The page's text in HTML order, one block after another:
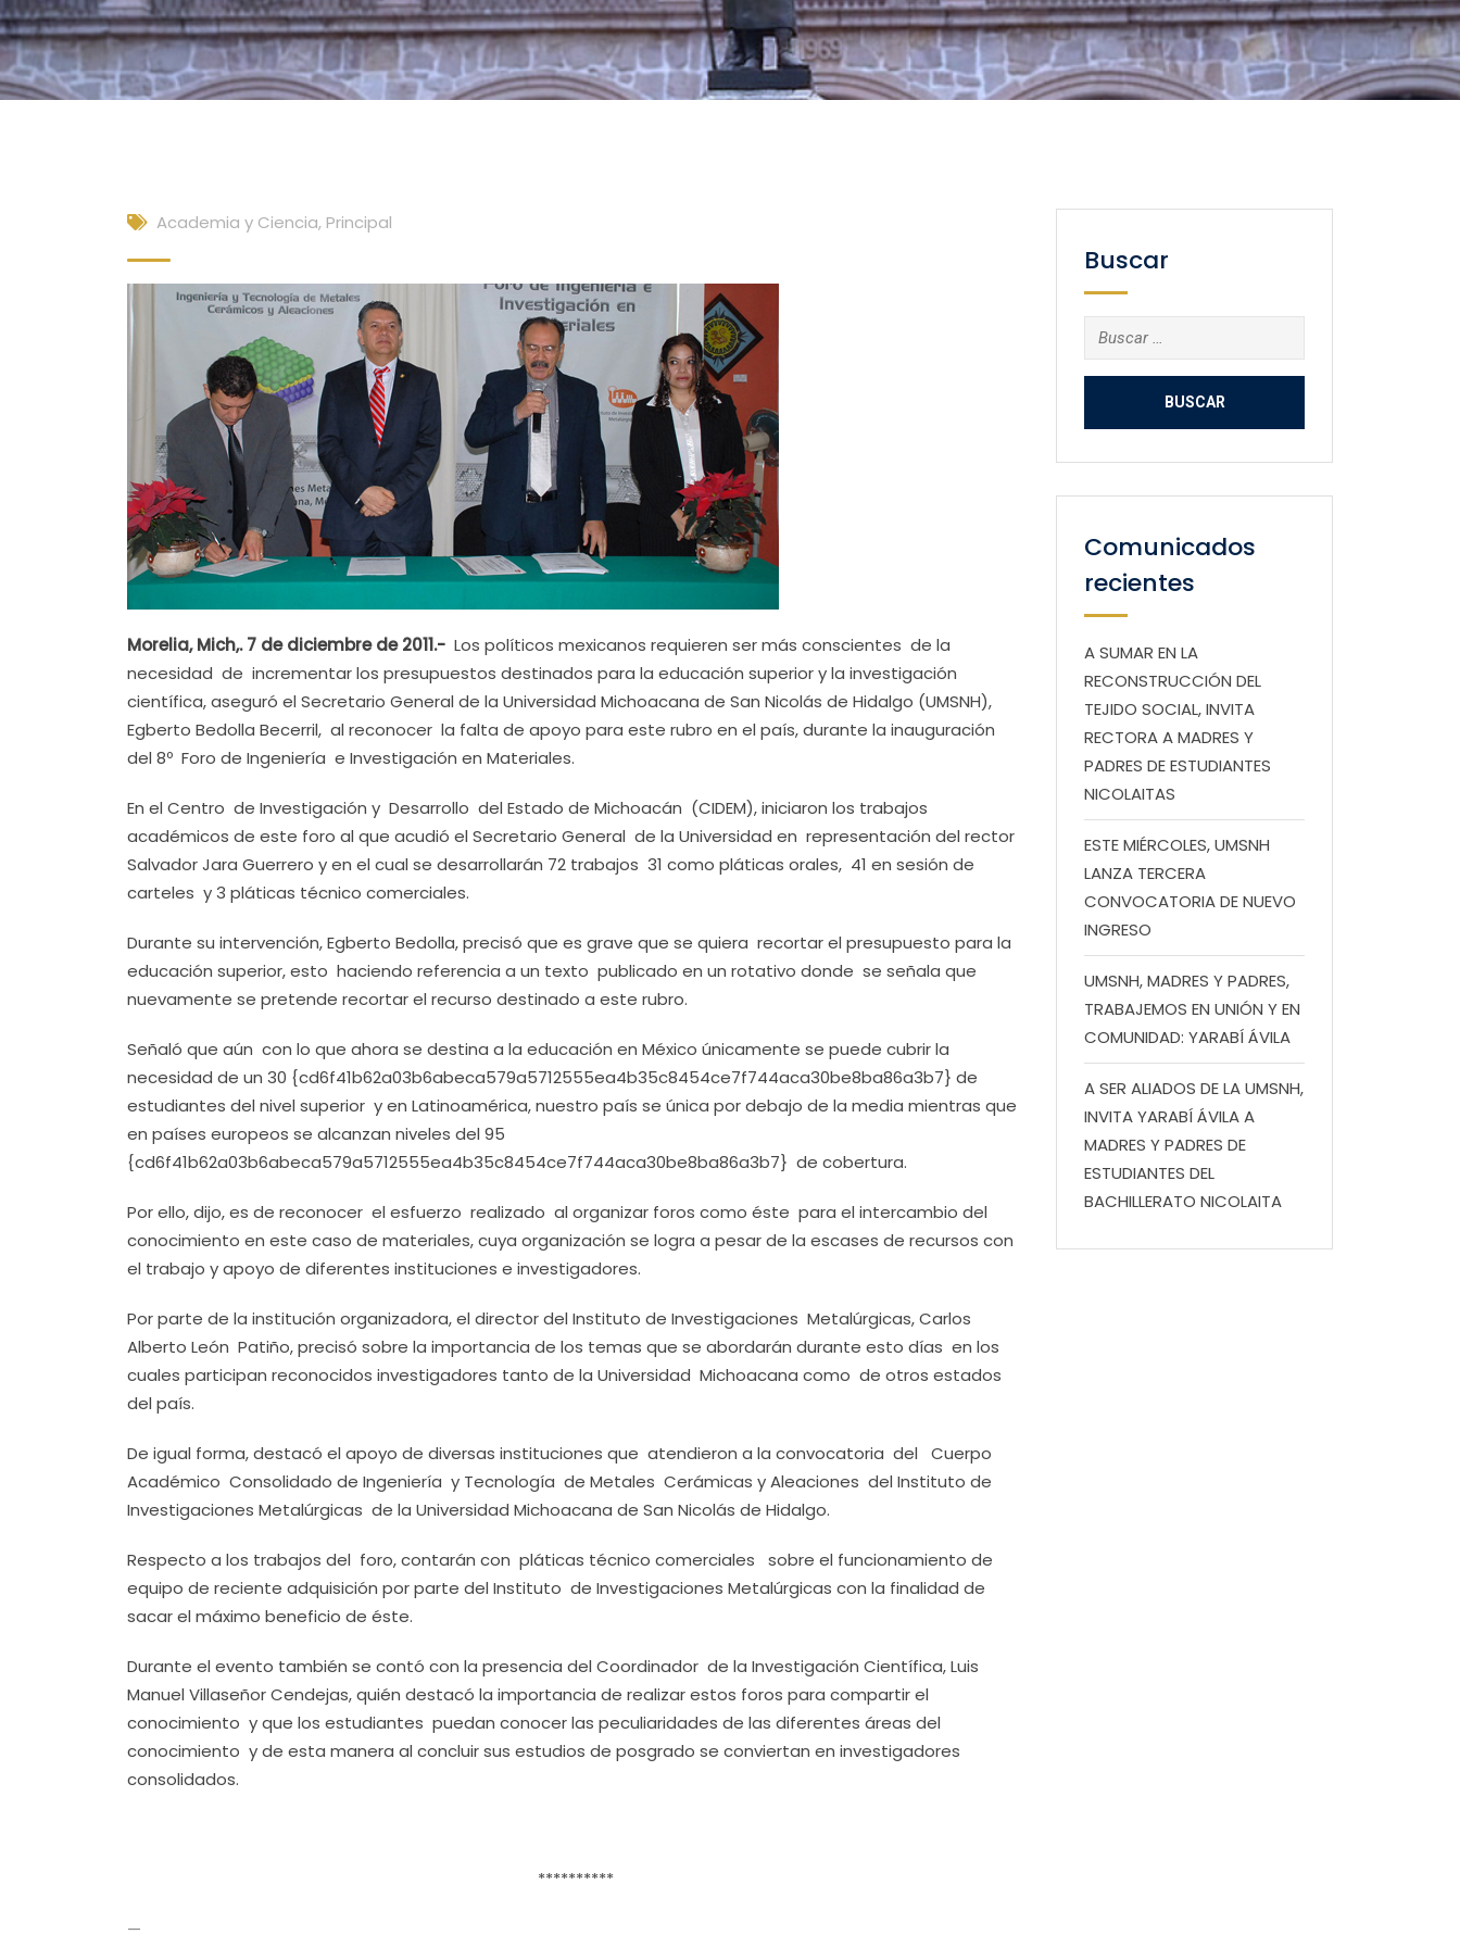
Academia y Ciencia, Principal
Morelia, Mich,. 7 de diciembre de 2011.- Los políticos mexicanos requieren ser más conscientes de la
necesidad de incrementar los presupuestos destinados para la educación superior y la investigación
científica, aseguró el Secretario General de la Universidad Michoacana de San Nicolás de Hidalgo (UMSNH),
Egberto Bedolla Becerril, al reconocer la falta de apoyo para este rubro en el país, durante la inauguración
del 8º Foro de Ingeniería e Investigación en Materiales.
En el Centro de Investigación y Desarrollo del Estado de Michoacán (CIDEM), iniciaron los trabajos
académicos de este foro al que acudió el Secretario General de la Universidad en representación del rector
Salvador Jara Guerrero y en el cual se desarrollarán 72 trabajos 31 como pláticas orales, 41 en sesión de
carteles y 3 pláticas técnico comerciales.
Durante su intervención, Egberto Bedolla, precisó que es grave que se quiera recortar el presupuesto para la
educación superior, esto haciendo referencia a un texto publicado en un rotativo donde se señala que
nuevamente se pretende recortar el recurso destinado a este rubro.
Señaló que aún con lo que ahora se destina a la educación en México únicamente se puede cubrir la
necesidad de un 30 {cd6f41b62a03b6abeca579a5712555ea4b35c8454ce7f744aca30be8ba86a3b7} de
estudiantes del nivel superior y en Latinoamérica, nuestro país se única por debajo de la media mientras que
en países europeos se alcanzan niveles del 95
{cd6f41b62a03b6abeca579a5712555ea4b35c8454ce7f744aca30be8ba86a3b7} de cobertura.
Por ello, dijo, es de reconocer el esfuerzo realizado al organizar foros como éste para el intercambio del
conocimiento en este caso de materiales, cuya organización se logra a pesar de la escases de recursos con
el trabajo y apoyo de diferentes instituciones e investigadores.
Por parte de la institución organizadora, el director del Instituto de Investigaciones Metalúrgicas, Carlos
Alberto León Patiño, precisó sobre la importancia de los temas que se abordarán durante esto días en los
cuales participan reconocidos investigadores tanto de la Universidad Michoacana como de otros estados
del país.
De igual forma, destacó el apoyo de diversas instituciones que atendieron a la convocatoria del Cuerpo
Académico Consolidado de Ingeniería y Tecnología de Metales Cerámicas y Aleaciones del Instituto de
Investigaciones Metalúrgicas de la Universidad Michoacana de San Nicolás de Hidalgo.
Respecto a los trabajos del foro, contarán con pláticas técnico comerciales sobre el funcionamiento de
equipo de reciente adquisición por parte del Instituto de Investigaciones Metalúrgicas con la finalidad de
sacar el máximo beneficio de éste.
Durante el evento también se contó con la presencia del Coordinador de la Investigación Científica, Luis
Manuel Villaseñor Cendejas, quién destacó la importancia de realizar estos foros para compartir el
conocimiento y que los estudiantes puedan conocer las peculiaridades de las diferentes áreas del
conocimiento y de esta manera al concluir sus estudios de posgrado se conviertan en investigadores
consolidados.
**********
—
Buscar
Buscar:
Comunicados
recientes
A SUMAR EN LA
RECONSTRUCCIÓN DEL
TEJIDO SOCIAL, INVITA
RECTORA A MADRES Y
PADRES DE ESTUDIANTES
NICOLAITAS
ESTE MIÉRCOLES, UMSNH
LANZA TERCERA
CONVOCATORIA DE NUEVO
INGRESO
UMSNH, MADRES Y PADRES,
TRABAJEMOS EN UNIÓN Y EN
COMUNIDAD: YARABÍ ÁVILA
A SER ALIADOS DE LA UMSNH,
INVITA YARABÍ ÁVILA A
MADRES Y PADRES DE
ESTUDIANTES DEL
BACHILLERATO NICOLAITA